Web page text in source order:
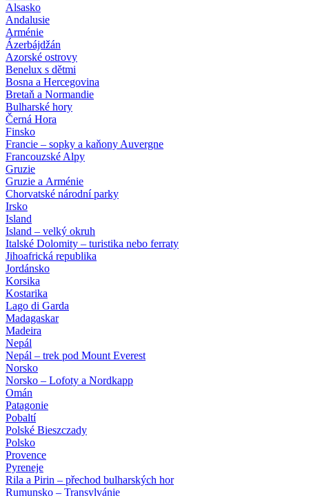
Alsasko
Andalusie
Arménie
Ázerbájdžán
Azorské ostrovy
Benelux s dětmi
Bosna a Hercegovina
Bretaň a Normandie
Bulharské hory
Černá Hora
Finsko
Francie – sopky a kaňony Auvergne
Francouzské Alpy
Gruzie
Gruzie a Arménie
Chorvatské národní parky
Irsko
Island
Island – velký okruh
Italské Dolomity – turistika nebo ferraty
Jihoafrická republika
Jordánsko
Korsika
Kostarika
Lago di Garda
Madagaskar
Madeira
Nepál
Nepál – trek pod Mount Everest
Norsko
Norsko – Lofoty a Nordkapp
Omán
Patagonie
Pobaltí
Polské Bieszczady
Polsko
Provence
Pyreneje
Rila a Pirin – přechod bulharských hor
Rumunsko – Transylvánie